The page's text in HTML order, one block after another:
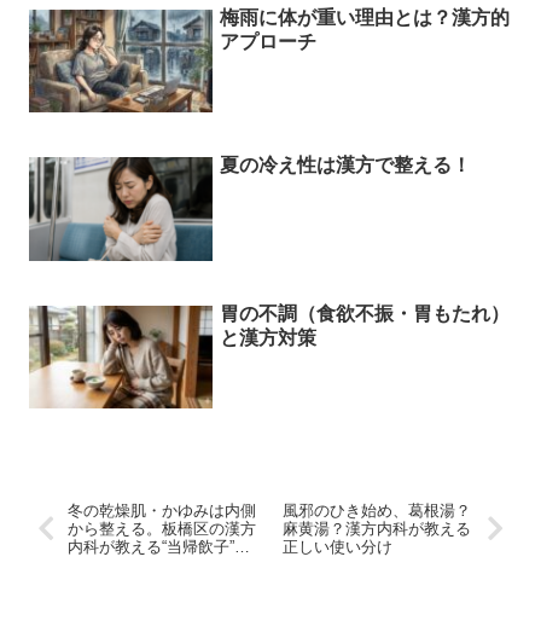
梅雨に体が重い理由とは？漢方的
アプローチ
夏の冷え性は漢方で整える！
胃の不調（食欲不振・胃もたれ）
と漢方対策
冬の乾燥肌・かゆみは内側
から整える。板橋区の漢方
内科が教える“当帰飲子”の
風邪のひき始め、葛根湯？
麻黄湯？漢方内科が教える
正しい使い分け